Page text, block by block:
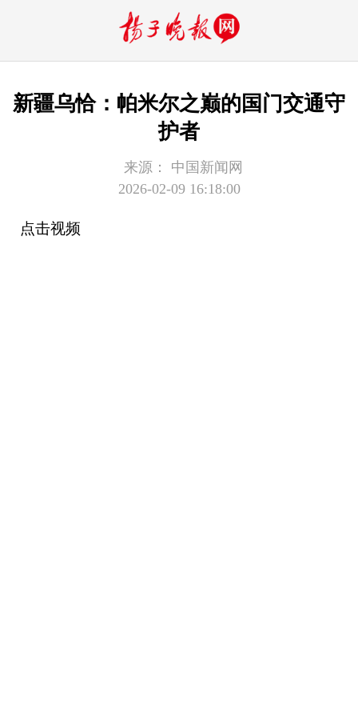
新疆乌恰：帕米尔之巅的国门交通守
护者
来源：
中国新闻网
2026-02-09 16:18:00
点击视频